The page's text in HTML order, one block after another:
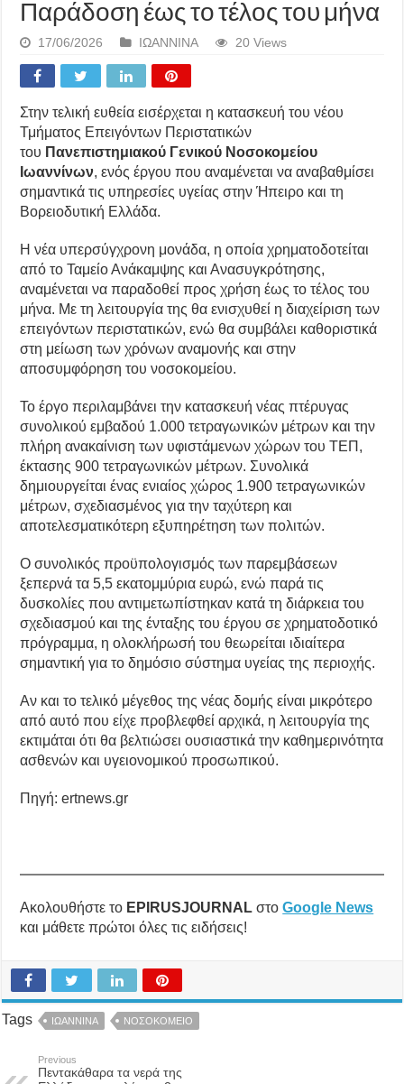
Παράδοση έως το τέλος του μήνα
17/06/2026 ΙΩΑΝΝΙΝΑ 20 Views
Στην τελική ευθεία εισέρχεται η κατασκευή του νέου
Τμήματος Επειγόντων Περιστατικών
του Πανεπιστημιακού Γενικού Νοσοκομείου
Ιωαννίνων, ενός έργου που αναμένεται να αναβαθμίσει
σημαντικά τις υπηρεσίες υγείας στην Ήπειρο και τη
Βορειοδυτική Ελλάδα.
Η νέα υπερσύγχρονη μονάδα, η οποία χρηματοδοτείται
από το Ταμείο Ανάκαμψης και Ανασυγκρότησης,
αναμένεται να παραδοθεί προς χρήση έως το τέλος του
μήνα. Με τη λειτουργία της θα ενισχυθεί η διαχείριση των
επειγόντων περιστατικών, ενώ θα συμβάλει καθοριστικά
στη μείωση των χρόνων αναμονής και στην
αποσυμφόρηση του νοσοκομείου.
Το έργο περιλαμβάνει την κατασκευή νέας πτέρυγας
συνολικού εμβαδού 1.000 τετραγωνικών μέτρων και την
πλήρη ανακαίνιση των υφιστάμενων χώρων του ΤΕΠ,
έκτασης 900 τετραγωνικών μέτρων. Συνολικά
δημιουργείται ένας ενιαίος χώρος 1.900 τετραγωνικών
μέτρων, σχεδιασμένος για την ταχύτερη και
αποτελεσματικότερη εξυπηρέτηση των πολιτών.
Ο συνολικός προϋπολογισμός των παρεμβάσεων
ξεπερνά τα 5,5 εκατομμύρια ευρώ, ενώ παρά τις
δυσκολίες που αντιμετωπίστηκαν κατά τη διάρκεια του
σχεδιασμού και της ένταξης του έργου σε χρηματοδοτικό
πρόγραμμα, η ολοκλήρωσή του θεωρείται ιδιαίτερα
σημαντική για το δημόσιο σύστημα υγείας της περιοχής.
Αν και το τελικό μέγεθος της νέας δομής είναι μικρότερο
από αυτό που είχε προβλεφθεί αρχικά, η λειτουργία της
εκτιμάται ότι θα βελτιώσει ουσιαστικά την καθημερινότητα
ασθενών και υγειονομικού προσωπικού.
Πηγή: ertnews.gr
Ακολουθήστε το EPIRUSJOURNAL στοGoogle News
και μάθετε πρώτοι όλες τις ειδήσεις!
Tags ΙΩΑΝΝΙΝΑ ΝΟΣΟΚΟΜΕΙΟ
Previous
Πεντακάθαρα τα νερά της